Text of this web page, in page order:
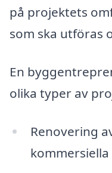
på projektets
som ska utföras
En
olika typer av
Renovering